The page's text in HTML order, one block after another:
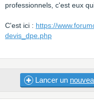
professionnels, c'est eux
C'est ici : https://
devis_dpe.php
Lancer un